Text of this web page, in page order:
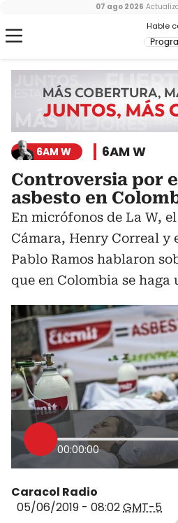
Hable
07 ago 2026
6AM W 6AM W
Controversia por
asbesto en
En micrófonos de La W,
Cámara, Henry Correal y
Pablo Ramos hablaron
que en Colombia se haga
00:00:00
Caracol Radio
05/06/2019 - 08:02GMT-5